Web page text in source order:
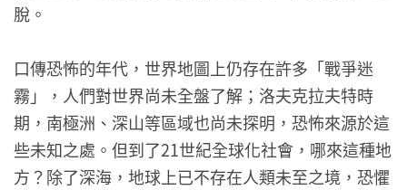
脫。
口傳恐怖的年代，世界地圖上仍存在許多「戰爭迷
霧」，人們對世界尚未全盤了解；洛夫克拉夫特時
期，南極洲、深山等區域也尚未探明，恐怖來源於這
些未知之處。但到了21世紀全球化社會，哪來這種地
方？除了深海，地球上已不存在人類未至之境，恐懼